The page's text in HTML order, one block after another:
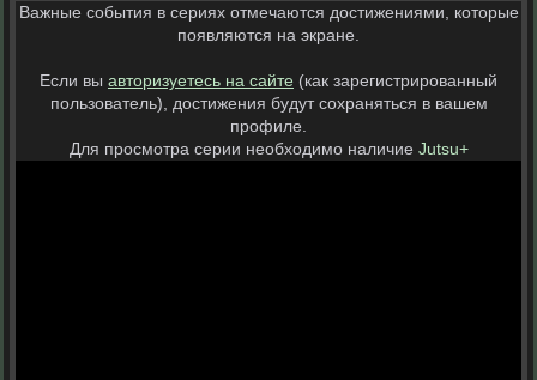
Важные события в сериях отмечаются достижениями, которые
появляются на экране.
Если вы авторизуетесь на сайте (как зарегистрированный
пользователь), достижения будут сохраняться в вашем
профиле.
Для просмотра серии необходимо наличие Jutsu+